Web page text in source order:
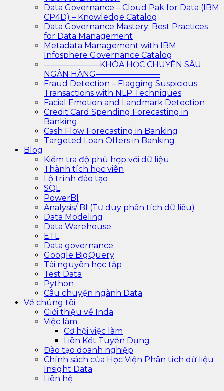
Data Governance – Cloud Pak for Data (IBM
CP4D) – Knowledge Catalog
Data Governance Mastery: Best Practices
for Data Management
Metadata Management with IBM
Infosphere Governance Catalog
———————KHÓA HỌC CHUYÊN SÂU
NGÂN HÀNG————————
Fraud Detection – Flagging Suspicious
Transactions with NLP Techniques
Facial Emotion and Landmark Detection
Credit Card Spending Forecasting in
Banking
Cash Flow Forecasting in Banking
Targeted Loan Offers in Banking
Blog
Kiểm tra độ phù hợp với dữ liệu
Thành tích học viên
Lộ trình đào tạo
SQL
PowerBI
Analysis/ BI (Tư duy phân tích dữ liệu)
Data Modeling
Data Warehouse
ETL
Data governance
Google BigQuery
Tài nguyên học tập
Test Data
Python
Câu chuyện ngành Data
Về chúng tôi
Giới thiệu về Inda
Việc làm
Cơ hội việc làm
Liên Kết Tuyển Dụng
Đào tạo doanh nghiệp
Chính sách của Học Viện Phân tích dữ liệu
Insight Data
Liên hệ